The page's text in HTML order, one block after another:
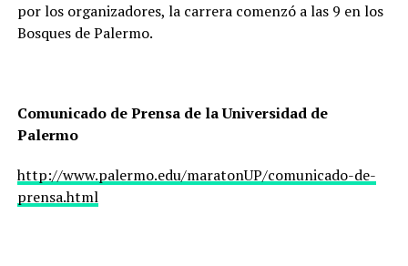
por los organizadores, la carrera comenzó a las 9 en los
Bosques de Palermo.
Comunicado de Prensa de la Universidad de
Palermo
http://www.palermo.edu/maratonUP/comunicado-de-
prensa.html